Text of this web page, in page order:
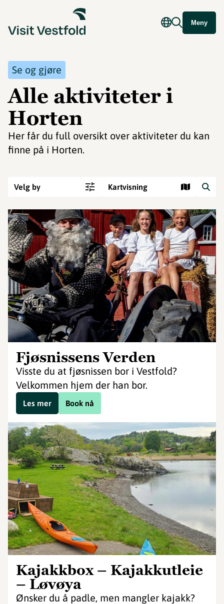
Meny
Se og gjøre
Alle aktiviteter i
Horten
Her får du full oversikt over aktiviteter du kan
finne på i Horten.
Velg by Kartvisning
Fjøsnissens Verden
Visste du at fjøsnissen bor i Vestfold?
Velkommen hjem der han bor.
Book nå
Les mer
Kajakkbox – Kajakkutleie
– Løvøya
Ønsker du å padle, men mangler kajakk?